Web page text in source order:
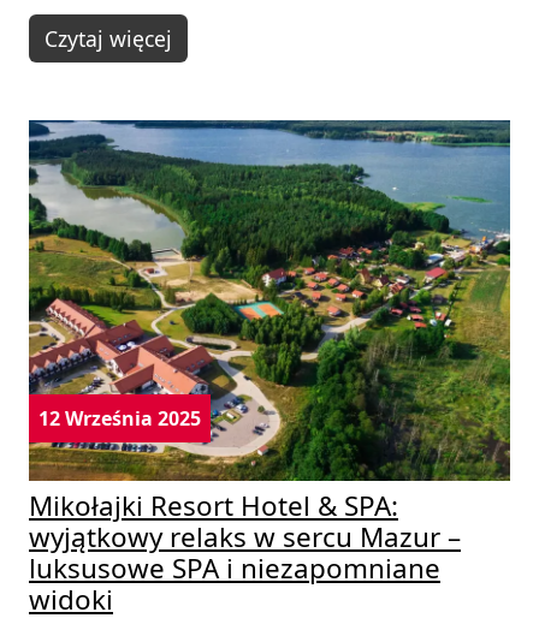
Czytaj więcej
12 Września 2025
Mikołajki Resort Hotel & SPA:
wyjątkowy relaks w sercu Mazur –
luksusowe SPA i niezapomniane
widoki